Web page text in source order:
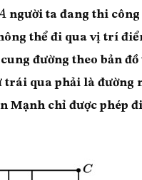
người ta đang thi công
thể đi qua vị trí
đường theo bản
trái qua phải là đường
Mạnh chỉ được phép